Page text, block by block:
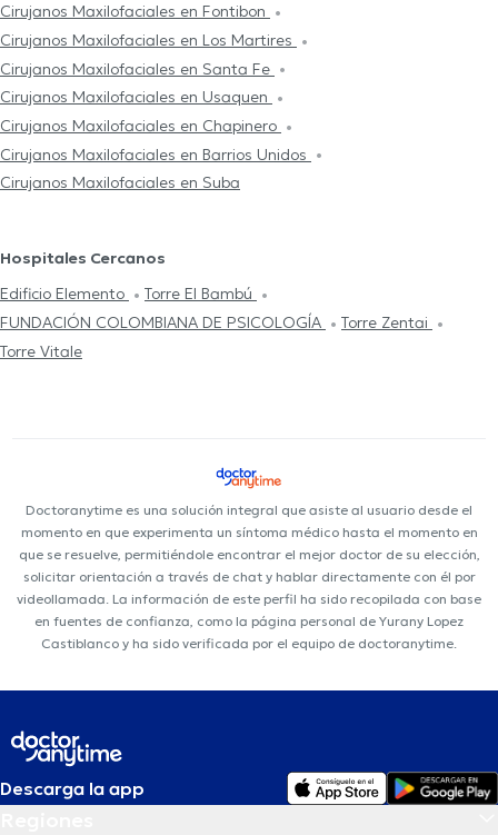
Cirujanos Maxilofaciales en Fontibon
Cirujanos Maxilofaciales en Los Martires
Cirujanos Maxilofaciales en Santa Fe
Cirujanos Maxilofaciales en Usaquen
Cirujanos Maxilofaciales en Chapinero
Cirujanos Maxilofaciales en Barrios Unidos
Cirujanos Maxilofaciales en Suba
Hospitales Cercanos
Edificio Elemento
Torre El Bambú
FUNDACIÓN COLOMBIANA DE PSICOLOGÍA
Torre Zentai
Torre Vitale
Doctoranytime es una solución integral que asiste al usuario desde el
momento en que experimenta un síntoma médico hasta el momento en
que se resuelve, permitiéndole encontrar el mejor doctor de su elección,
solicitar orientación a través de chat y hablar directamente con él por
videollamada. La información de este perfil ha sido recopilada con base
en fuentes de confianza, como la página personal de Yurany Lopez
Castiblanco y ha sido verificada por el equipo de doctoranytime.
Descarga la app